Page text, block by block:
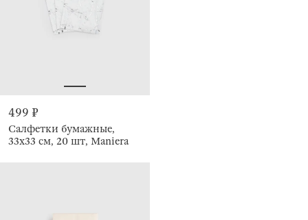
499 ₽
Салфетки бумажные,
33х33 см, 20 шт, Maniera